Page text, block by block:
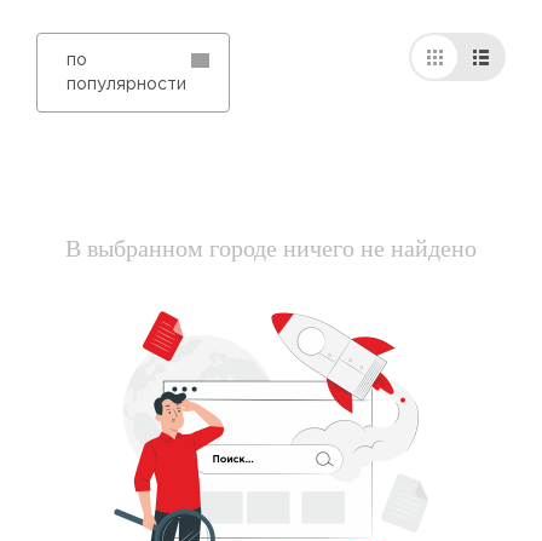
по
популярности
В выбранном городе ничего не найдено